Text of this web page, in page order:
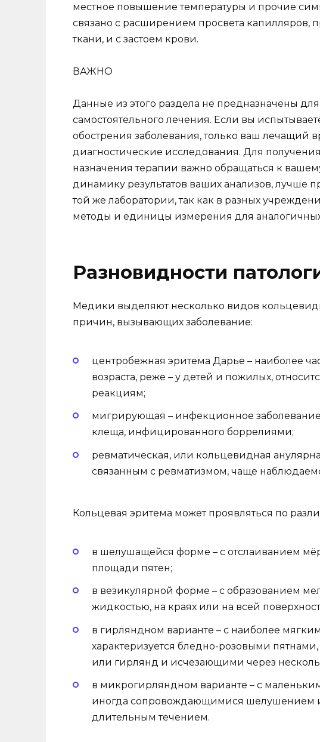
местное повышение температуры и прочие
связано с расширением просвета
ткани, и с застоем крови.
ВАЖНО
Данные из этого раздела не предназначены
самостоятельного лечения. Если вы
обострения заболевания, только ваш лечащий
диагностические исследования. Для
назначения терапии важно обращаться к
динамику результатов ваших анализов, лучше
той же лаборатории, так как в разных
методы и единицы измерения для
Разновидности
Медики выделяют несколько видов
причин, вызывающих заболевание:
центробежная эритема Дарье – наиболее
возраста, реже – у детей и пожилых,
реакциям;
мигрирующая – инфекционное заболевание,
клеща, инфицированного боррелиями;
ревматическая, или кольцевидная
связанным с ревматизмом, чаще
Кольцевая эритема может проявляться по
в шелушащейся форме – с отслаиванием
площади пятен;
в везикулярной форме – с образованием
жидкостью, на краях или на всей
в гирляндном варианте – с наиболее
характеризуется бледно-розовыми
или гирлянд и исчезающими через
в микрогирляндном варианте – с
иногда сопровождающимися шелушением
длительным течением.